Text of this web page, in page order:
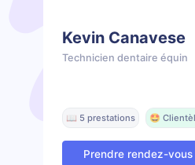
Kevin Canavese
Technicien dentaire équin
📖 5 prestations 🤩
Prendre rendez-vous